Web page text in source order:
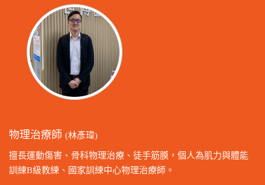
物理治療師 (林彥瑋)
擅長運動傷害、骨科物理治療、徒手筋膜，個人為肌力與體能
訓練B級教練、國家訓練中心物理治療師。